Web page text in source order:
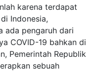
karena terdapat
Indonesia,
ada pengaruh dari
COVID-19 bahkan di
Pemerintah Republik
sebuah